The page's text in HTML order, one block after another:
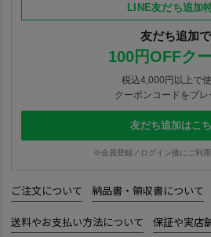
LINE友だち追加
友だち追加で
100円OFFク
税込4,000円以上で
クーポンコードをプレ
友だち追加はこ
※会員登録／ログイン後にご利
ご注文について 納品書・領収書について
送料やお支払い方法について 保証や実店